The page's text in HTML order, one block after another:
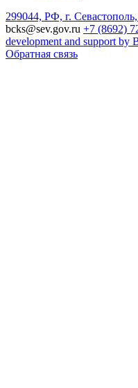
299044, РФ, г.
bcks@sev.gov.ru +7 (8692)
development and support by
Обратная связь